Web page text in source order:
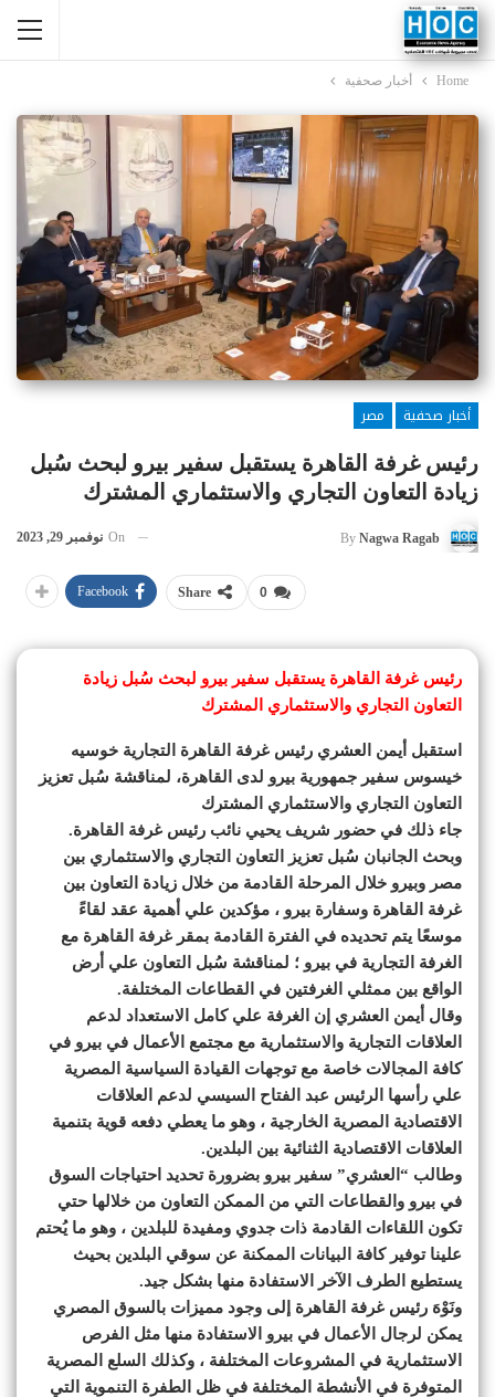
Home أخبار صحفية
أخبار صحفية
مصر
رئيس غرفة القاهرة يستقبل سفير بيرو لبحث سُبل
زيادة التعاون التجاري والاستثماري المشترك
By Nagwa Ragab
On نوفمبر 29, 2023
0
Share
Facebook
رئيس غرفة القاهرة يستقبل سفير بيرو لبحث سُبل زيادة
التعاون التجاري والاستثماري المشترك
استقبل أيمن العشري رئيس غرفة القاهرة التجارية خوسيه
خيسوس سفير جمهورية بيرو لدى القاهرة، لمناقشة سُبل تعزيز
التعاون التجاري والاستثماري المشترك
جاء ذلك في حضور شريف يحيي نائب رئيس غرفة القاهرة.
وبحث الجانبان سُبل تعزيز التعاون التجاري والاستثماري بين
مصر وبيرو خلال المرحلة القادمة من خلال زيادة التعاون بين
غرفة القاهرة وسفارة بيرو ، مؤكدين علي أهمية عقد لقاءً
موسعًا يتم تحديده في الفترة القادمة بمقر غرفة القاهرة مع
الغرفة التجارية في بيرو ؛ لمناقشة سُبل التعاون علي أرض
الواقع بين ممثلي الغرفتين في القطاعات المختلفة.
وقال أيمن العشري إن الغرفة علي كامل الاستعداد لدعم
العلاقات التجارية والاستثمارية مع مجتمع الأعمال في بيرو في
كافة المجالات خاصة مع توجهات القيادة السياسية المصرية
علي رأسها الرئيس عبد الفتاح السيسي لدعم العلاقات
الاقتصادية المصرية الخارجية ، وهو ما يعطي دفعه قوية بتنمية
العلاقات الاقتصادية الثنائية بين البلدين.
وطالب “العشري” سفير بيرو بضرورة تحديد احتياجات السوق
في بيرو والقطاعات التي من الممكن التعاون من خلالها حتي
تكون اللقاءات القادمة ذات جدوي ومفيدة للبلدين ، وهو ما يُحتم
علينا توفير كافة البيانات الممكنة عن سوقي البلدين بحيث
يستطيع الطرف الآخر الاستفادة منها بشكل جيد.
ونَوْهَ رئيس غرفة القاهرة إلى وجود مميزات بالسوق المصري
يمكن لرجال الأعمال في بيرو الاستفادة منها مثل الفرص
الاستثمارية في المشروعات المختلفة ، وكذلك السلع المصرية
المتوفرة في الأنشطة المختلفة في ظل الطفرة التنموية التي